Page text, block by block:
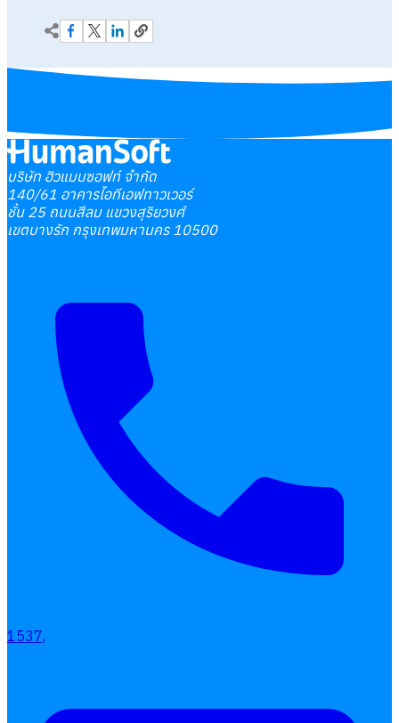
เลือกหัวข้อที่คุณสนใจ
โปรแกรมบริหารงานบุคคล
บริการรับทำเงินเดือน
บริษัท ฮิวแมนซอฟท์ จำกัด
140/61 อาคารไอทีเอฟทาวเวอร์
ชั้น 25 ถนนสีลม แขวงสุริยวงศ์
เขตบางรัก กรุงเทพมหานคร 10500
1537,